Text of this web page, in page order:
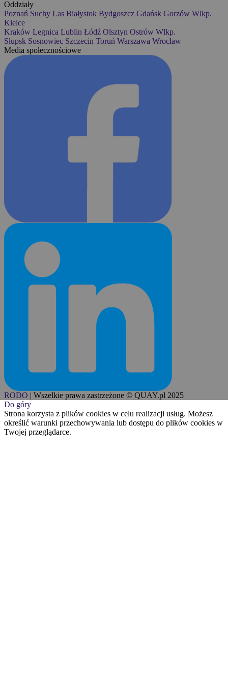
Oddziały
Poznań Suchy Las Białystok Bydgoszcz Gdańsk Gorzów Wlkp.
Kielce
Kraków Legnica Lublin Łódź Olsztyn Ostrów Wlkp.
Słupsk Sosnowiec Szczecin Toruń Warszawa Wrocław
Media społecznościowe
RODO | Wszelkie prawa zastrzeżone © QUAY.pl 2025
Do góry
Strona korzysta z plików cookies w celu realizacji usług. Możesz
określić warunki przechowywania lub dostępu do plików cookies w
Twojej przeglądarce.